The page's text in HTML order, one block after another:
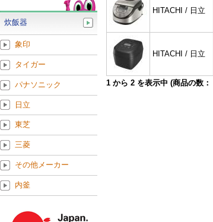
HITACHI / 日立
HITACHI / 日立
1 から 2 を表示中 (商品の数：
炊飯器
象印
タイガー
パナソニック
日立
東芝
三菱
その他メーカー
内釜